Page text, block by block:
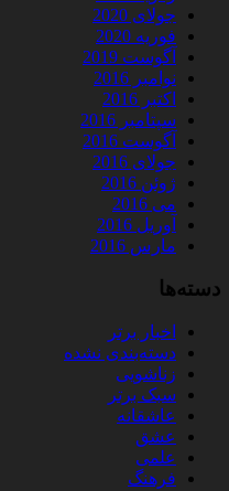
جولای 2020
فوریه 2020
آگوست 2019
نوامبر 2016
اکتبر 2016
سپتامبر 2016
آگوست 2016
جولای 2016
ژوئن 2016
می 2016
آوریل 2016
مارس 2016
دسته‌ها
اخبار برتر
دسته‌بندی نشده
زناشویی
سبک برتر
عاشقانه
عشق
علمی
فرهنگ